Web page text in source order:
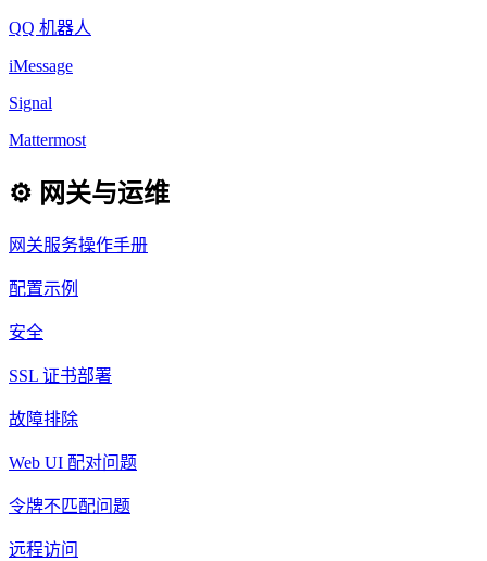
QQ 机器人
iMessage
Signal
Mattermost
⚙️ 网关与运维
网关服务操作手册
配置示例
安全
SSL 证书部署
故障排除
Web UI 配对问题
令牌不匹配问题
远程访问